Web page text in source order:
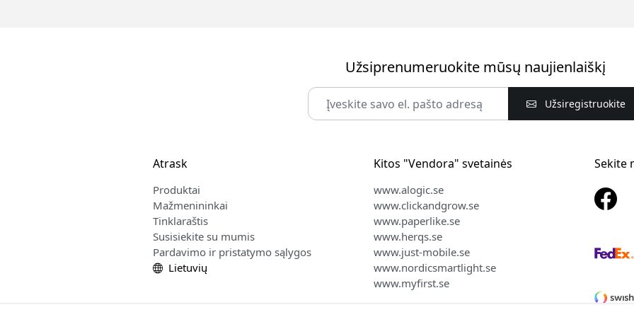
Užsiprenumeruokite mūsų naujienlaiškį
Užsiregistruokite
Atrask
Produktai
Mažmenininkai
Tinklaraštis
Susisiekite su mumis
Pardavimo ir pristatymo sąlygos
Lietuvių
Kitos "Vendora" svetainės
www.alogic.se
www.clickandgrow.se
www.paperlike.se
www.herqs.se
www.just-mobile.se
www.nordicsmartlight.se
www.myfirst.se
Sekite